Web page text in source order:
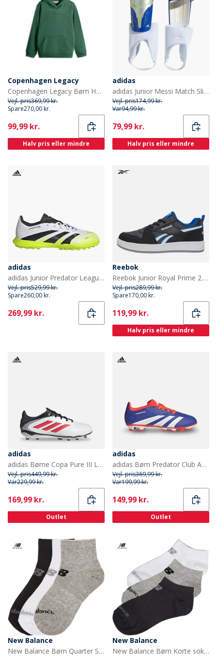
Copenhagen Legacy
Copenhagen Legacy Børn Hættetrøjer Grøn
Vejl. pris369,99 kr.
Spare270,00 kr.
Current
99,99 kr.
Halv pris eller mindre
adidas
adidas Junior Messi Match Slip In Skinnebensklaver Silver Metallic/Lucid Blue/Solar Yellow
Vejl. pris174,99 kr.
Var94,99 kr.
Current
79,99 kr.
Halv pris eller mindre
adidas
adidas Junior Predator League Radiant Blaze Pack TF Astro Fodboldstøvler Cloud White/Core Black/Lucid Lemon
Vejl. pris529,99 kr.
Spare260,00 kr.
Current
269,99 kr.
Reebok
Reebok Junior Royal Prime 2.0 Træningssko Sort/Hvid/Optimum Blue
Vejl. pris289,99 kr.
Spare170,00 kr.
Current
119,99 kr.
Halv pris eller mindre
adidas
adidas Børne Copa Pure III League FG/MG Fodboldstøvler til fast/multiunderlag Footwear White/Lucid Red/Core Black
Vejl. pris449,99 kr.
Var229,99 kr.
Current
169,99 kr.
Outlet
adidas
adidas Børn Predator Club Advancement Pack FXG Fast Greb/Multi Greb Fodboldstøvler Lucid Blue/Core White/Solar Red
Vejl. pris369,99 kr.
Var199,99 kr.
Current
149,99 kr.
Outlet
New Balance
New Balance Børn Quarter Sokker Flerfarvet
New Balance
New Balance Børn Korte sokker Flerfarvet